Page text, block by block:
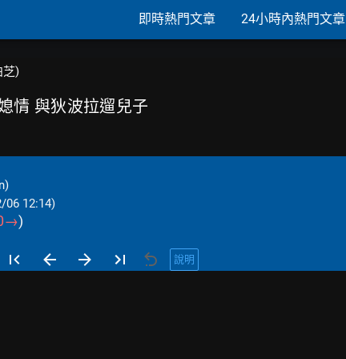
即時熱門文章 24小時內熱門文章
芝)
情 與狄波拉遛兒子
06 12:14)
→)
說明